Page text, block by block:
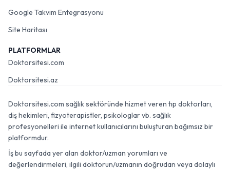
Google Takvim Entegrasyonu
Site Haritası
PLATFORMLAR
Doktorsitesi.com
Doktorsitesi.az
Doktorsitesi.com sağlık sektöründe hizmet veren tıp doktorları,
diş hekimleri, fizyoterapistler, psikologlar vb. sağlık
profesyonelleri ile internet kullanıcılarını buluşturan bağımsız bir
platformdur.
İş bu sayfada yer alan doktor/uzman yorumları ve
değerlendirmeleri, ilgili doktorun/uzmanın doğrudan veya dolaylı